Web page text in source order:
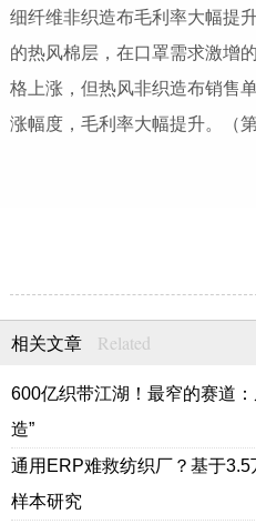
细纤维非织造布毛利率大幅提
的热风棉层，在口罩需求激增
格上涨，但热风非织造布销售
涨幅度，毛利率大幅提升。（
相关文章 Related
600亿织带江湖！最窄的赛道：
造”
通用ERP难救纺织厂？基于
样本研究